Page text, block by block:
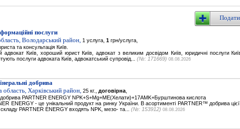
послуги
Володарський район, 1 услуга, 1 грн/услуга,
та консультація Київ.
адвокат Київ, хороший юрист Київ, адвокат з великим досвідом Київ, юридичні послуги
послуги адвоката Київ, адвокатський супровід... (№: 171669) 08.08.2026
добрива
область, Харківський район, 25 кг., договірна
добрива PARTNER ENERGY NPK+S+Mg+ME(Хелати)+17AMK+Бурштинова кислота
ENERGY - це унікальний продукт на ринку України. В асортименті PARTNER™ добрива
складу PARTNER ENERGY входять NPK, мезо- та... (№: 153912) 08.08.2026